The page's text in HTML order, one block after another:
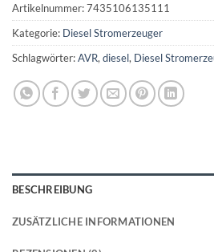
Artikelnummer:7435106135111
Kategorie: Diesel Stromerzeuger
Schlagwörter:AVR, diesel, Diesel
BESCHREIBUNG
ZUSÄTZLICHE INFORMATIONEN